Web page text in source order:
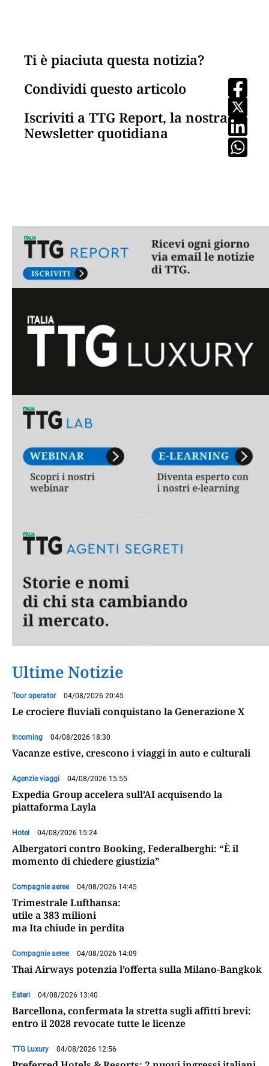
Ti è piaciuta questa notizia?
Condividi questo articolo
Iscriviti a TTG Report, la nostra
Newsletter quotidiana
Ultime Notizie
Tour operator 04/08/2026 20:45
Le crociere fluviali conquistano la Generazione X
Incoming 04/08/2026 18:30
Vacanze estive, crescono i viaggi in auto e culturali
Agenzie viaggi 04/08/2026 15:55
Expedia Group accelera sull’AI acquisendo la
piattaforma Layla
Hotel 04/08/2026 15:24
Albergatori contro Booking, Federalberghi: “È il
momento di chiedere giustizia”
Compagnie aeree 04/08/2026 14:45
Trimestrale Lufthansa:
utile a 383 milioni
ma Ita chiude in perdita
Compagnie aeree 04/08/2026 14:09
Thai Airways potenzia l’offerta sulla Milano-Bangkok
Esteri 04/08/2026 13:40
Barcellona, confermata la stretta sugli affitti brevi:
entro il 2028 revocate tutte le licenze
TTG Luxury 04/08/2026 12:56